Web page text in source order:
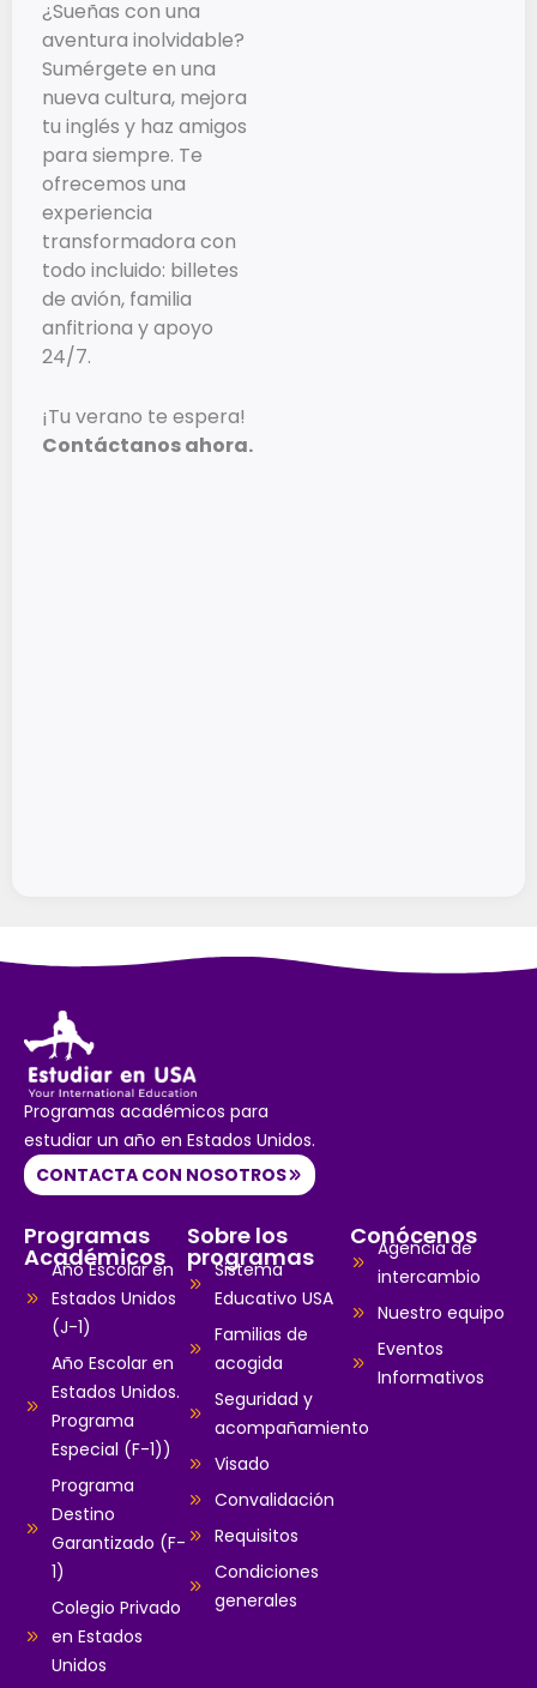
¿Sueñas con una
aventura inolvidable?
Sumérgete en una
nueva cultura, mejora
tu inglés y haz amigos
para siempre. Te
ofrecemos una
experiencia
transformadora con
todo incluido: billetes
de avión, familia
anfitriona y apoyo
24/7.
¡Tu verano te espera!
Contáctanos ahora.
Programas académicos para
estudiar un año en Estados Unidos.
CONTACTA CON NOSOTROS
Programas
Académicos
Año Escolar en
Estados Unidos
(J-1)
Año Escolar en
Estados Unidos.
Programa
Especial (F-1))
Programa
Destino
Garantizado (F-
1)
Colegio Privado
en Estados
Unidos
Sobre los
programas
Sistema
Educativo USA
Familias de
acogida
Seguridad y
acompañamiento
Visado
Convalidación
Requisitos
Condiciones
generales
Conócenos
Agencia de
intercambio
Nuestro equipo
Eventos
Informativos